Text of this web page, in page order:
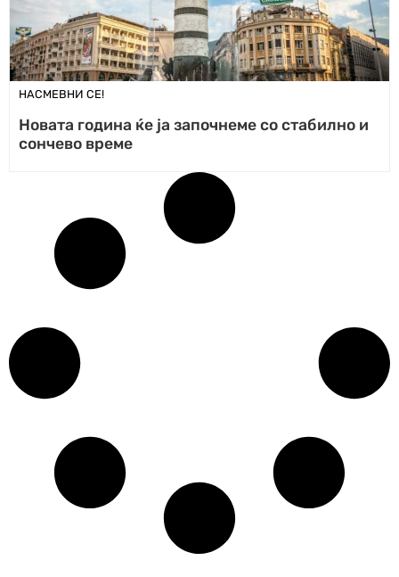
НАСМЕВНИ СЕ!
Новата година ќе ја започнеме со стабилно и
сончево време